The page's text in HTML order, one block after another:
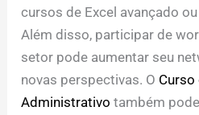
cursos de Excel avançado
Além disso, participar de
setor pode aumentar seu
novas perspectivas. O Curso
Administrativo também